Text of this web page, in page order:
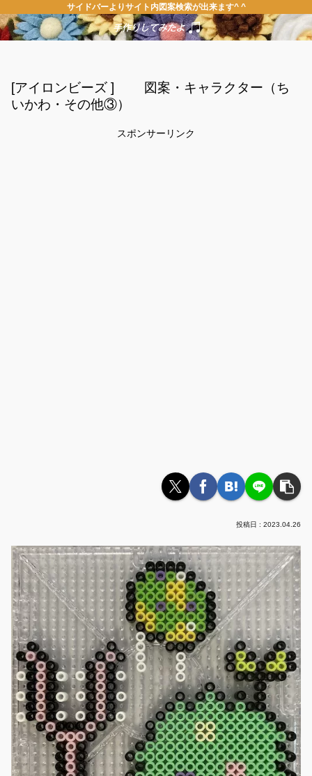
サイドバーよりサイト内図案検索が出来ます^ ^
[アイロンビーズ ] 図案・キャラクター（ち
いかわ・その他③）
スポンサーリンク
2023.04.26